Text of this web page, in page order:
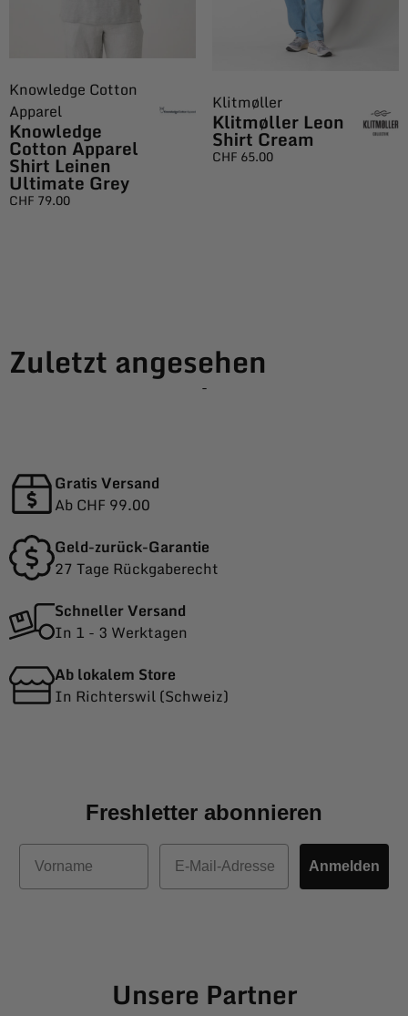
Knowledge Cotton
Apparel
Knowledge
Cotton Apparel
Shirt Leinen
Ultimate Grey
CHF 79.00
Klitmøller
Klitmøller Leon
Shirt Cream
CHF 65.00
Zuletzt angesehen
-
Gratis Versand
Ab CHF 99.00
Geld-zurück-Garantie
27 Tage Rückgaberecht
Schneller Versand
In 1 - 3 Werktagen
Ab lokalem Store
In Richterswil (Schweiz)
Freshletter abonnieren
Vorname
E-Mail
Anmelden
Unsere Partner